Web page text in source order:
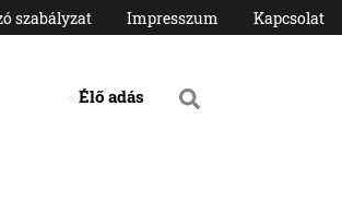
szabályzat Impresszum Kapcsolat
Élő adás